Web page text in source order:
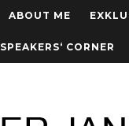
ABOUT ME
SPEAKERS‘ CORNER